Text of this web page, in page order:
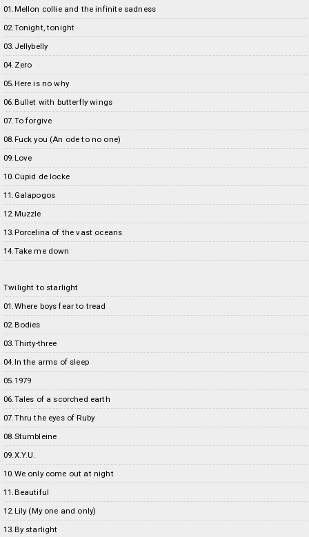
01.Mellon collie and the infinite sadness
02.Tonight, tonight
03.Jellybelly
04.Zero
05.Here is no why
06.Bullet with butterfly wings
07.To forgive
08.Fuck you (An ode to no one)
09.Love
10.Cupid de locke
11.Galapogos
12.Muzzle
13.Porcelina of the vast oceans
14.Take me down
Twilight to starlight
01.Where boys fear to tread
02.Bodies
03.Thirty-three
04.In the arms of sleep
05.1979
06.Tales of a scorched earth
07.Thru the eyes of Ruby
08.Stumbleine
09.X.Y.U.
10.We only come out at night
11.Beautiful
12.Lily (My one and only)
13.By starlight